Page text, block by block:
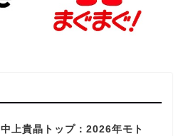
中上貴晶トップ：2026年モト